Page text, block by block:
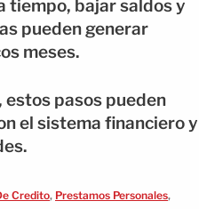
tiempo, bajar saldos y
pueden generar
meses.
estos pasos pueden
el sistema financiero y
Credito, Prestamos Personales,